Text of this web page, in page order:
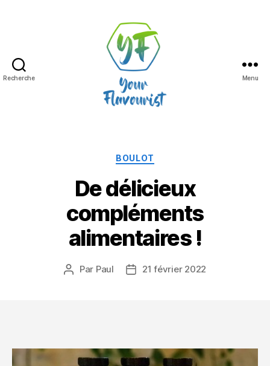
Recherche
blog
Menu
Catégories
BOULOT
De délicieux
compléments
alimentaires !
Auteur
Par Paul
Date21 février 2022